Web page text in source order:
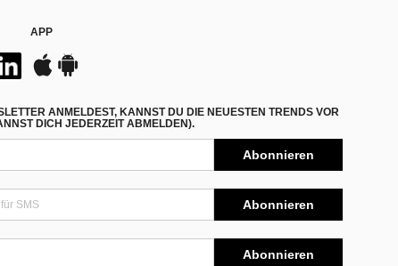
APP
ANMELDEST, KANNST DU DIE NEUESTEN TRENDS VOR
DICH JEDERZEIT ABMELDEN).
Abonnieren
Abonnieren
Abonnieren